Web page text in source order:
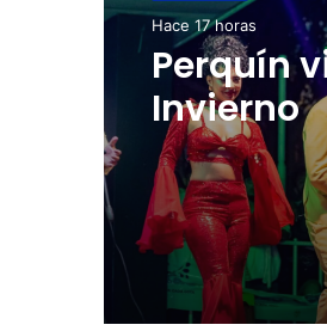
NACIONALES
Hace 17 horas
Perquín
Invierno
Hace 2 días
Cinco
para
semana